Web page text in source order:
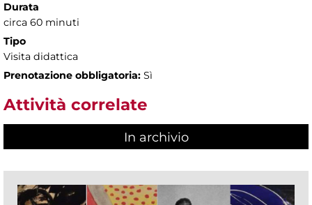
Durata
circa 60 minuti
Tipo
Visita didattica
Prenotazione obbligatoria: Sì
Attività correlate
In archivio